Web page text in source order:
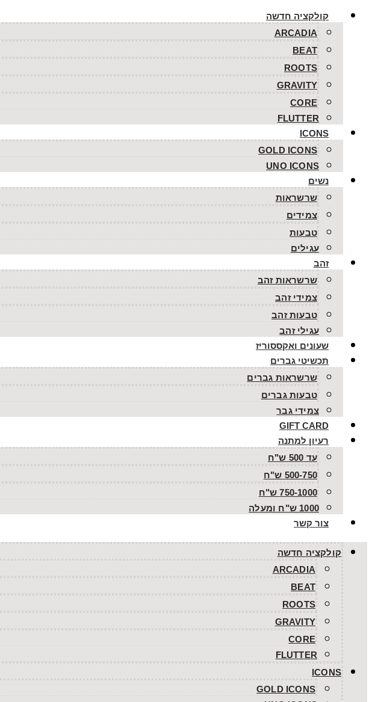
קולקציה חדשה
ARCADIA
BEAT
ROOTS
GRAVITY
CORE
FLUTTER
ICONS
GOLD ICONS
UNO ICONS
נשים
שרשראות
צמידים
טבעות
עגילים
זהב
שרשראות זהב
צמידי זהב
טבעות זהב
עגילי זהב
שעונים ואקססוריז
תכשיטי גברים
שרשראות גברים
טבעות גברים
צמידי גבר
GIFT CARD
רעיון למתנה
עד 500 ש"ח
500-750 ש"ח
750-1000 ש"ח
1000 ש"ח ומעלה
צור קשר
קולקציה חדשה
ARCADIA
BEAT
ROOTS
GRAVITY
CORE
FLUTTER
ICONS
GOLD ICONS